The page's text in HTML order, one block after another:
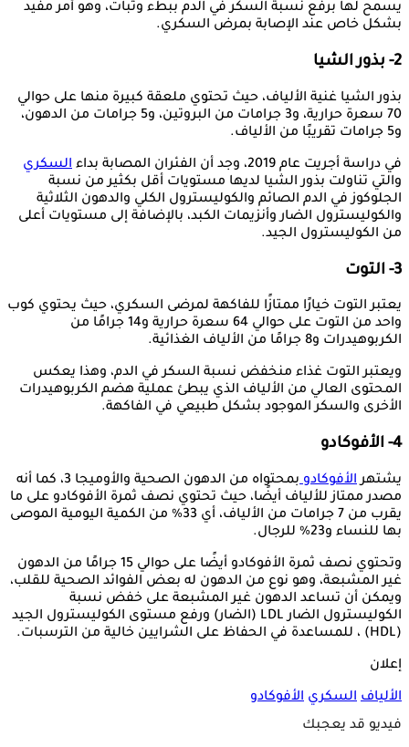
يسمح لها برفع نسبة السكر في الدم ببطء وثبات، وهو أمر مفيد
بشكل خاص عند الإصابة بمرض السكري.
2- بذور الشيا
بذور الشيا غنية الألياف، حيث تحتوي ملعقة كبيرة منها على حوالي
70 سعرة حرارية، و3 جرامات من البروتين، و5 جرامات من الدهون،
و5 جرامات تقريبًا من الألياف.
في دراسة أجريت عام 2019، وجد أن الفئران المصابة بداء
السكري
والتي تناولت بذور الشيا لديها مستويات أقل بكثير من نسبة
الجلوكوز في الدم الصائم والكوليسترول الكلي والدهون الثلاثية
والكوليسترول الضار وأنزيمات الكبد، بالإضافة إلى مستويات أعلى
من الكوليسترول الجيد.
3- التوت
يعتبر التوت خيارًا ممتازًا للفاكهة لمرضى السكري، حيث يحتوي كوب
واحد من التوت على حوالي 64 سعرة حرارية و14 جرامًا من
الكربوهيدرات و8 جرامًا من الألياف الغذائية.
ويعتبر التوت غذاء منخفض نسبة السكر في الدم، وهذا يعكس
المحتوى العالي من الألياف الذي يبطئ عملية هضم الكربوهيدرات
الأخرى والسكر الموجود بشكل طبيعي في الفاكهة.
4- الأفوكادو
يشتهرالأفوكادو
بمحتواه من الدهون الصحية والأوميجا 3، كما أنه
مصدر ممتاز للألياف أيضًا، حيث تحتوي نصف ثمرة الأفوكادو على ما
يقرب من 7 جرامات من الألياف، أي 33% من الكمية اليومية الموصى
بها للنساء و23% للرجال.
وتحتوي نصف ثمرة الأفوكادو أيضًا على حوالي 15 جرامًا من الدهون
غير المشبعة، وهو نوع من الدهون له بعض الفوائد الصحية للقلب،
ويمكن أن تساعد الدهون غير المشبعة على خفض نسبة
الكوليسترول الضار LDL (الضار) ورفع مستوى الكوليسترول الجيد
(HDL) ، للمساعدة في الحفاظ على الشرايين خالية من الترسبات.
إعلان
الألياف السكري الأفوكادو
فيديو قد يعجبك